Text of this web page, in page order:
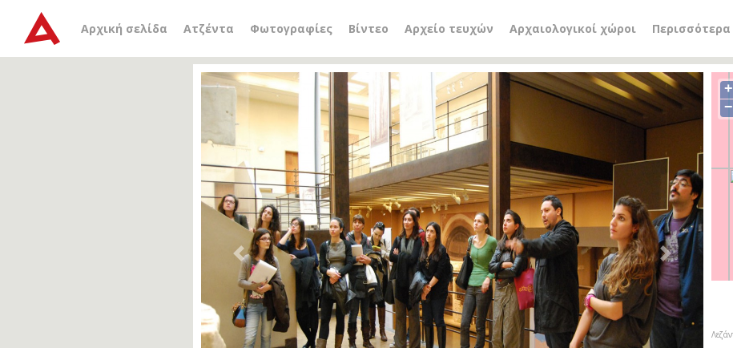
Αρχική σελίδα Ατζέντα Φωτογραφίες Βίντεο Αρχείο τευχών Αρχαιολογικοί χώροι Περισσότερα
Previous Next
+
−